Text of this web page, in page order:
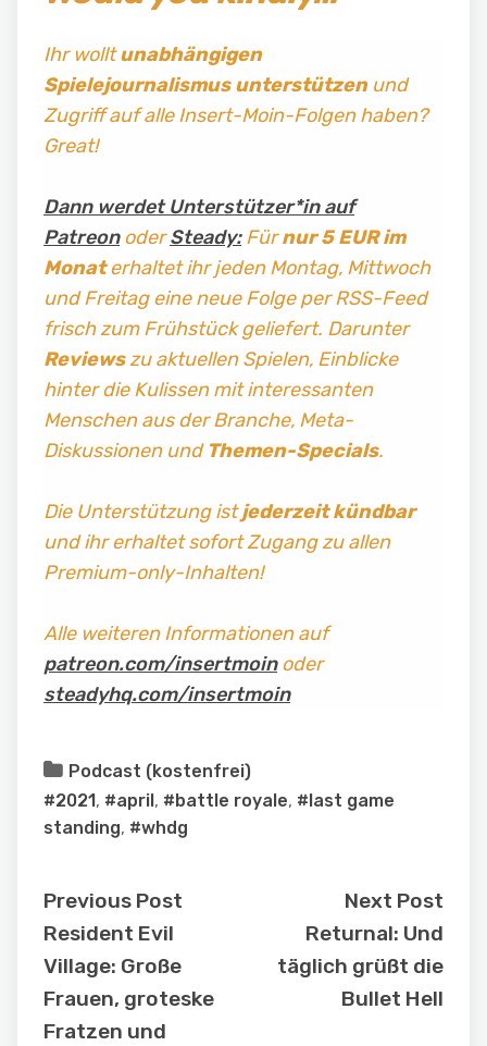
Ihr wolltunabhängigen
Spielejournalismus unterstützenund
Zugriff auf alle Insert-Moin-Folgen haben?
Great!
Dann werdet Unterstützer*in auf
PatreonoderSteady:Fürnur 5 EUR im
Monaterhaltet ihr jeden Montag, Mittwoch
und Freitag eine neue Folge per RSS-Feed
frisch zum Frühstück geliefert. Darunter
Reviewszu aktuellen Spielen, Einblicke
hinter die Kulissen mit interessanten
Menschen aus der Branche, Meta-
Diskussionen und Themen-Specials.
Die Unterstützung istjederzeit kündbar
und ihr erhaltet sofort Zugang zu allen
Premium-only-Inhalten!
Alle weiteren Informationen auf
patreon.com/insertmoinoder
steadyhq.com/insertmoin
Podcast (kostenfrei)
#2021 , #april , #battle royale, #last game
standing, #whdg
Previous Post
Resident Evil
Village: Große
Frauen, groteske
Fratzen und
Next Post
Returnal: Und
täglich grüßt die
Bullet Hell